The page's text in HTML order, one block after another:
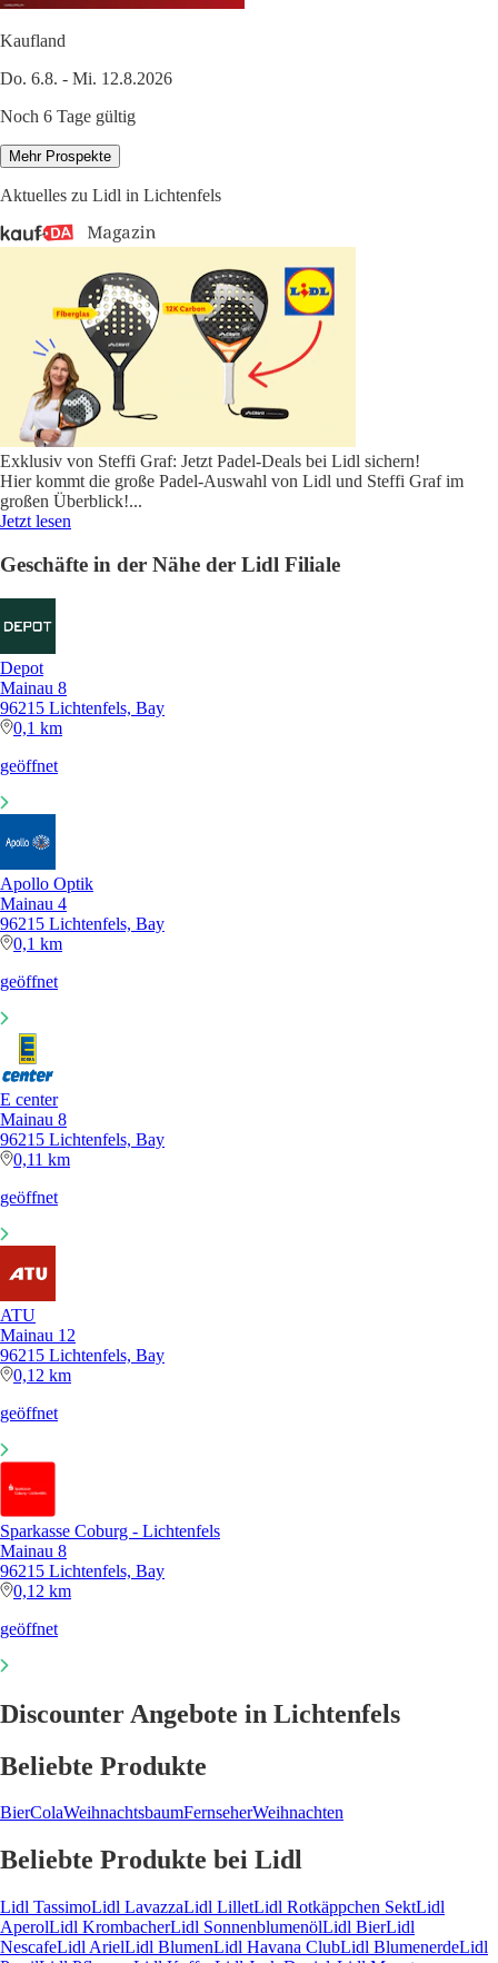
Kaufland
Do. 6.8. - Mi. 12.8.2026
Noch 6 Tage gültig
Mehr Prospekte
Aktuelles zu Lidl in Lichtenfels
Exklusiv von Steffi Graf: Jetzt Padel-Deals bei Lidl sichern!
Hier kommt die große Padel-Auswahl von Lidl und Steffi Graf im
großen Überblick!...
Jetzt lesen
Geschäfte in der Nähe der Lidl Filiale
Depot
Mainau 8
96215 Lichtenfels, Bay
0,1 km
geöffnet
Apollo Optik
Mainau 4
96215 Lichtenfels, Bay
0,1 km
geöffnet
E center
Mainau 8
96215 Lichtenfels, Bay
0,11 km
geöffnet
ATU
Mainau 12
96215 Lichtenfels, Bay
0,12 km
geöffnet
Sparkasse Coburg - Lichtenfels
Mainau 8
96215 Lichtenfels, Bay
0,12 km
geöffnet
Discounter Angebote in Lichtenfels
Beliebte Produkte
BierColaWeihnachtsbaumFernseherWeihnachten
Beliebte Produkte bei Lidl
Lidl TassimoLidl LavazzaLidl LilletLidl Rotkäppchen SektLidl
AperolLidl KrombacherLidl SonnenblumenölLidl BierLidl
NescafeLidl ArielLidl BlumenLidl Havana ClubLidl BlumenerdeLidl